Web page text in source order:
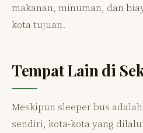
makanan, minuman, dan
kota tujuan.
Tempat Lain di
Meskipun sleeper bus
sendiri, kota-kota yang